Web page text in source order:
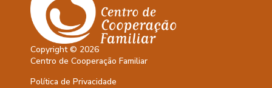
Copyright © 2026
Centro de Cooperação Familiar
Política de Privacidade